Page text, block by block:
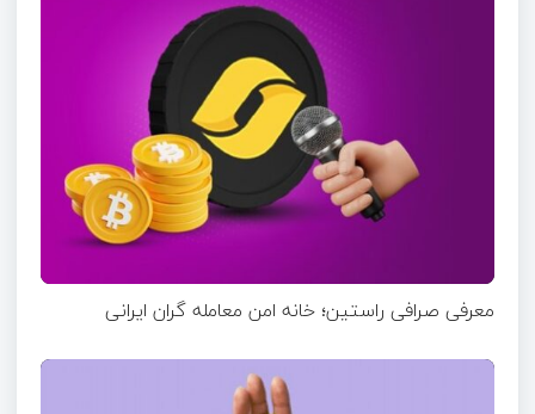
معرفی صرافی راستین؛ خانه امن معامله گران ایرانی